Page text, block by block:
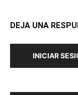
DEJA UNA
INICIAR